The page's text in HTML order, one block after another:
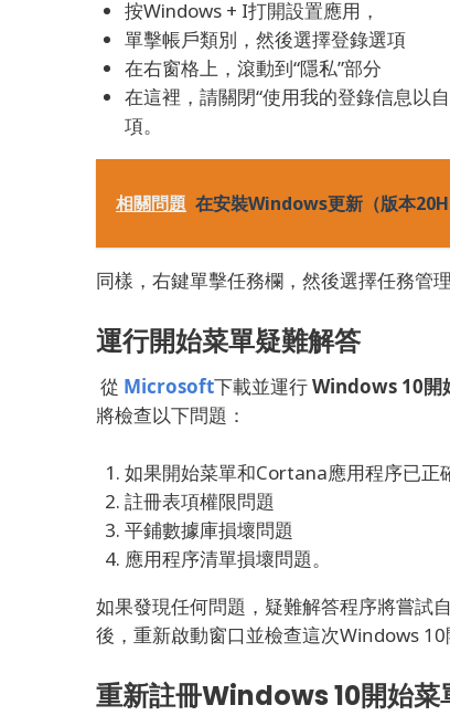
按Windows + I打開設置應用，
單擊帳戶類別，然後選擇登錄選項
在右窗格上，滾動到“隱私”部分
在這裡，請關閉“使用我的登錄信息以
項。
相關問題 在安裝Windows更新（版本
同樣，右鍵單擊任務欄，然後選擇任務管理
運行開始菜單疑難解答
從 Microsoft下載並運行Windows 10開
將檢查以下問題：
如果開始菜單和Cortana應用程序已正
註冊表項權限問題
平鋪數據庫損壞問題
應用程序清單損壞問題。
如果發現任何問題，疑難解答程序將嘗試
後，重新啟動窗口並檢查這次Windows 10
重新註冊Windows 10開始菜